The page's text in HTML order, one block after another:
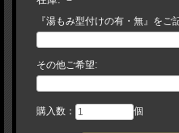
→【当店/在庫の有無と、型づけ仕様（
→【お客様/ご希望事項を記載の上、仕
ます】 （加工日数は約７～１４日）
ングによっては、まれに品切れとなっ
お待ちいただくか、キャンセルにて取
ー・刻印・ラベル等）変更になる場合
『湯もみ型付けの有・無』をご
その他ご希望:
購入数： 個